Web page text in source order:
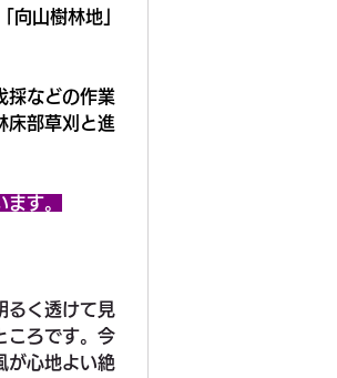
向山樹林地」
採などの作業
床部草刈と進
す。
るく透けて見
ころです。今
が心地よい絶